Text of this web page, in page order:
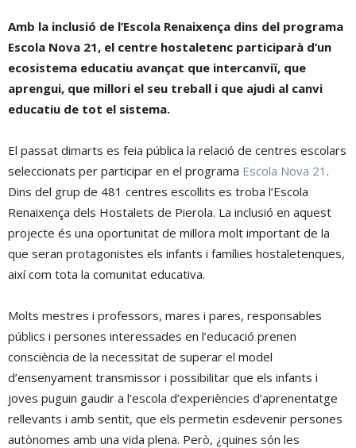
Amb la inclusió de l’Escola Renaixença dins del programa
Escola Nova 21, el centre hostaletenc participarà d’un
ecosistema educatiu avançat que intercanviï, que
aprengui, que millori el seu treball i que ajudi al canvi
educatiu de tot el sistema.
El passat dimarts es feia pública la relació de centres escolars
seleccionats per participar en el programa Escola Nova 21 .
Dins del grup de 481 centres escollits es troba l’Escola
Renaixença dels Hostalets de Pierola. La inclusió en aquest
projecte és una oportunitat de millora molt important de la
que seran protagonistes els infants i famílies hostaletenques,
així com tota la comunitat educativa.
Molts mestres i professors, mares i pares, responsables
públics i persones interessades en l’educació prenen
consciència de la necessitat de superar el model
d’ensenyament transmissor i possibilitar que els infants i
joves puguin gaudir a l’escola d’experiències d’aprenentatge
rellevants i amb sentit, que els permetin esdevenir persones
autònomes amb una vida plena. Però, ¿quines són les